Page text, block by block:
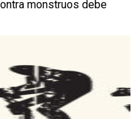
monstruos debe